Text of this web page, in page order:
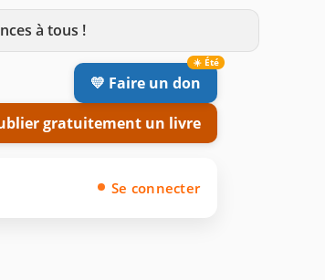
à tous !
💛 Faire un don
gratuitement un livre
Se connecter